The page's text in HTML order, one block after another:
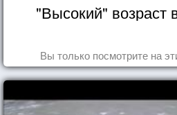
"Высокий" возраст
Вы только посмотрите на